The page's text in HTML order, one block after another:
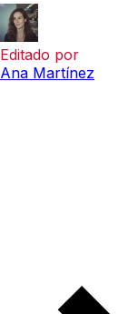
Editado por
Ana Martínez